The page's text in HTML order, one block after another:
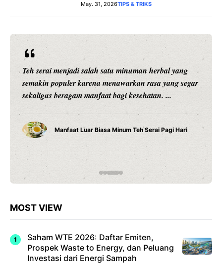
May. 31, 2026TIPS & TRIKS
Setiap anak adalah individu yang unik. Mereka
memiliki minat, kemampuan, karakter, kecepatan
belajar, dan cara memahami sesuatu yang berbeda-
beda. Karena ...
Cara Belajar yang Tepat Anak Tumbuh Sesuai
Potensinya
MOST VIEW
Saham WTE 2026: Daftar Emiten,
Prospek Waste to Energy, dan Peluang
Investasi dari Energi Sampah